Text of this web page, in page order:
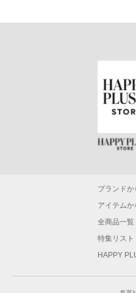
ブランドか
アイテムか
全商品一覧
特集リスト
HAPPY